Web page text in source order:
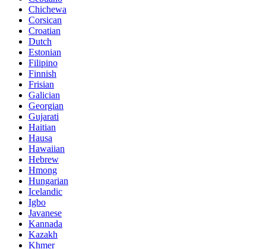
Chichewa
Corsican
Croatian
Dutch
Estonian
Filipino
Finnish
Frisian
Galician
Georgian
Gujarati
Haitian
Hausa
Hawaiian
Hebrew
Hmong
Hungarian
Icelandic
Igbo
Javanese
Kannada
Kazakh
Khmer